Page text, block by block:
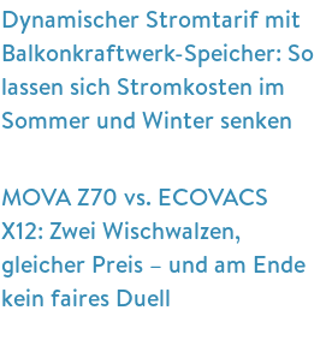
Dynamischer Stromtarif mit
Balkonkraftwerk-Speicher: So
lassen sich Stromkosten im
Sommer und Winter senken
MOVA Z70 vs. ECOVACS
X12: Zwei Wischwalzen,
gleicher Preis – und am Ende
kein faires Duell